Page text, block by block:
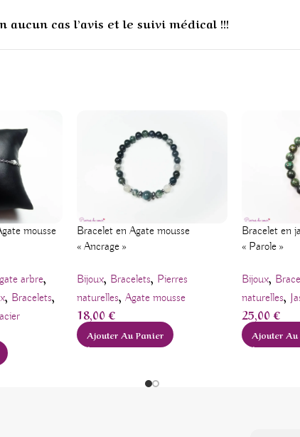
cas l’avis et le suivi médical !!!
mousse
arbre,
, Bracelets,
Bracelet en Agate mousse
« Ancrage »
Bijoux, Bracelets, Pierres
naturelles, Agate mousse
18,00€
Ajouter Au Panier
Bracelet en
« Parole »
Bijoux,
naturelles,
25,00€
Ajouter